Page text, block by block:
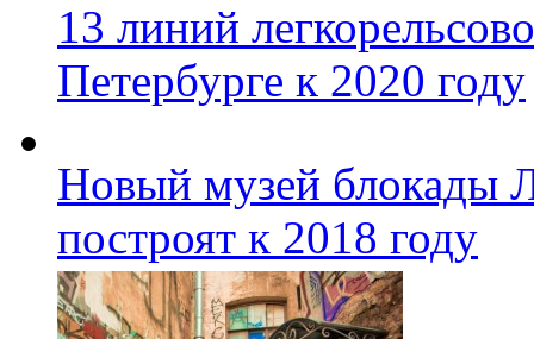
13 линий
Петербурге к 2020 году
Новый музей блокады
построят к 2018 году